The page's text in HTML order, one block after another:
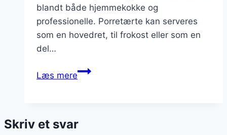
blandt både hjemmekokke og
professionelle. Porretærte kan serveres
som en hovedret, til frokost eller som en
del…
Læs merePorretærte
hvidløg
Skriv et svar